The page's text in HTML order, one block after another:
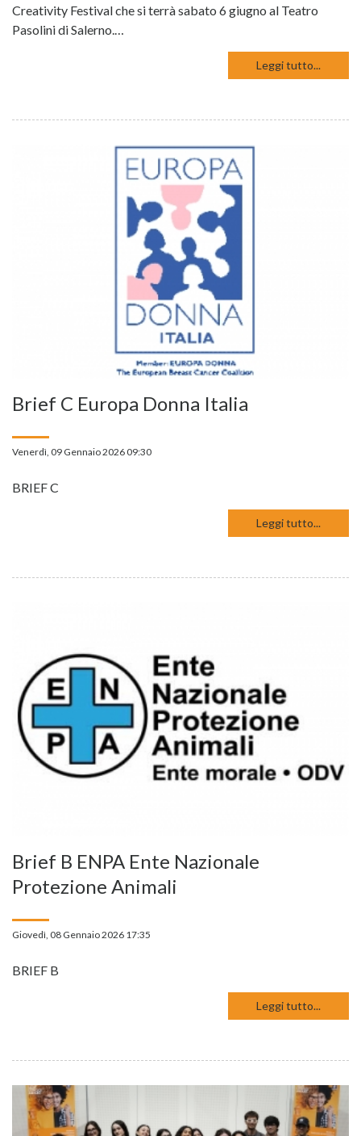
Creativity Festival che si terrà sabato 6 giugno al Teatro
Pasolini di Salerno.…
Leggi tutto...
Brief C Europa Donna Italia
Venerdì, 09 Gennaio 2026 09:30
BRIEF C
Leggi tutto...
Brief B ENPA Ente Nazionale
Protezione Animali
Giovedì, 08 Gennaio 2026 17:35
BRIEF B
Leggi tutto...